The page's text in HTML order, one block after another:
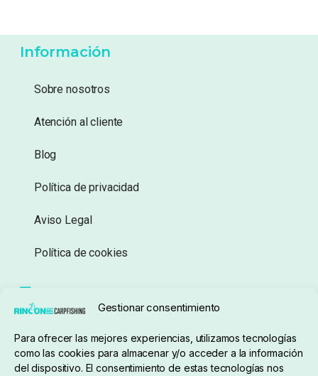
Gestionar consentimiento
Para ofrecer las mejores experiencias, utilizamos tecnologías
como las cookies para almacenar y/o acceder a la información
del dispositivo. El consentimiento de estas tecnologías nos
Información
Sobre nosotros
Atención al cliente
Blog
Política de privacidad
Aviso Legal
Política de cookies